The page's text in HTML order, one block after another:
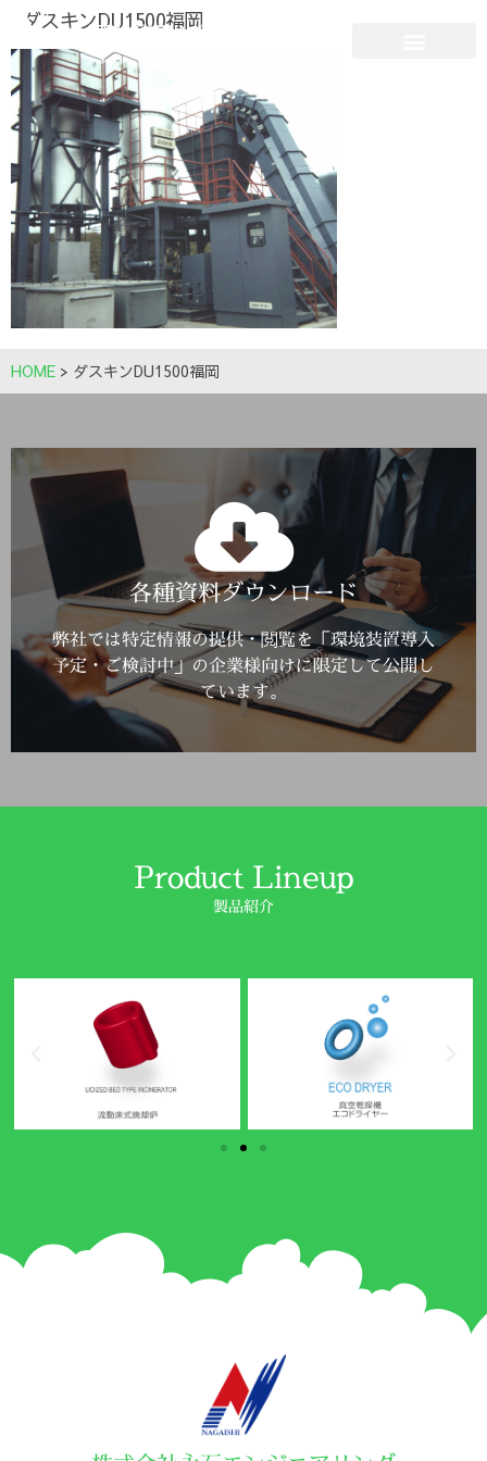
ダスキンDU1500福岡
HOME > ダスキンDU1500福岡
各種資料ダウンロード
弊社では特定情報の提供・閲覧を「環境装置導入
予定・ご検討中」の企業様向けに限定して公開し
ています。
詳しくはこちら
Click Here
Product Lineup
製品紹介